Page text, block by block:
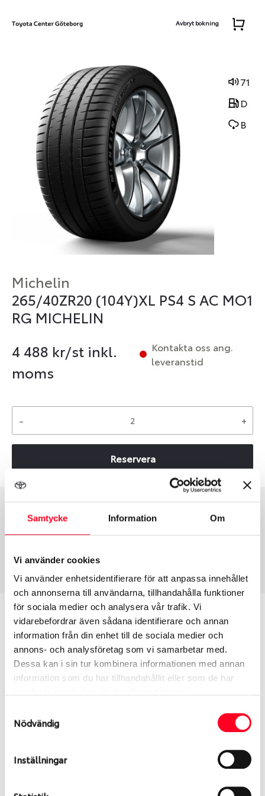
Samtycke Information Om
Vi använder cookies
Vi använder enhetsidentifierare för att anpassa innehållet
och annonserna till användarna, tillhandahålla funktioner
för sociala medier och analysera vår trafik. Vi
vidarebefordrar även sådana identifierare och annan
information från din enhet till de sociala medier och
annons- och analysföretag som vi samarbetar med.
Dessa kan i sin tur kombinera informationen med annan
information som du har tillhandahållit eller som de har
Nödvändig
Inställningar
Avbryt bokning
71
D
B
Michelin
265/40ZR20 (104Y)XL PS4 S AC MO1
RG MICHELIN
4 488 kr/st inkl.
moms
Kontakta oss ang.
leveranstid
- +
Reservera
Däcktyp
Sommar
Däckstorlek
265/40 R 20 104Y
70848
Passar detta däck min bil?
Ange registreringsnummer för att se om det däck
du valt passar din bilmodell. Om du köper däck som
skall sättas på dina befintliga fälgar, se till att kolla
årens lopp och inte vara samma dimension som
bilen hade ut från fabrik.